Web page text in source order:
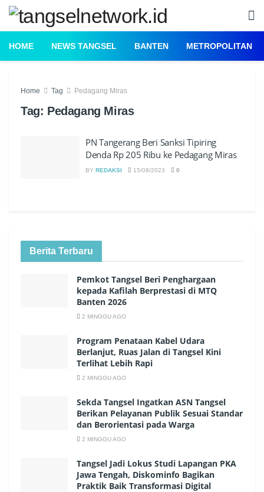
HOME NEWS TANGSEL BANTEN METROPOLITAN
Home Tag Pedagang Miras
Tag: Pedagang Miras
PN Tangerang Beri Sanksi Tipiring
Denda Rp 205 Ribu ke Pedagang Miras
BY REDAKSI 15/08/2023 0
Berita Terbaru
Pemkot Tangsel Beri Penghargaan
kepada Kafilah Berprestasi di MTQ
Banten 2026
2 MINGGU AGO
Program Penataan Kabel Udara
Berlanjut, Ruas Jalan di Tangsel Kini
Terlihat Lebih Rapi
2 MINGGU AGO
Sekda Tangsel Ingatkan ASN Tangsel
Berikan Pelayanan Publik Sesuai Standar
dan Berorientasi pada Warga
2 MINGGU AGO
Tangsel Jadi Lokus Studi Lapangan PKA
Jawa Tengah, Diskominfo Bagikan
Praktik Baik Transformasi Digital